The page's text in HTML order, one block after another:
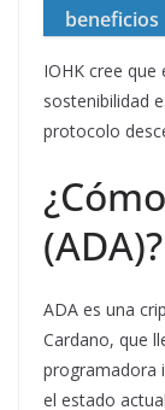
beneficios
IOHK cree
sostenibilidad
protocolo
(ADA)?
ADA es una
Cardano, que
programadora
el estado